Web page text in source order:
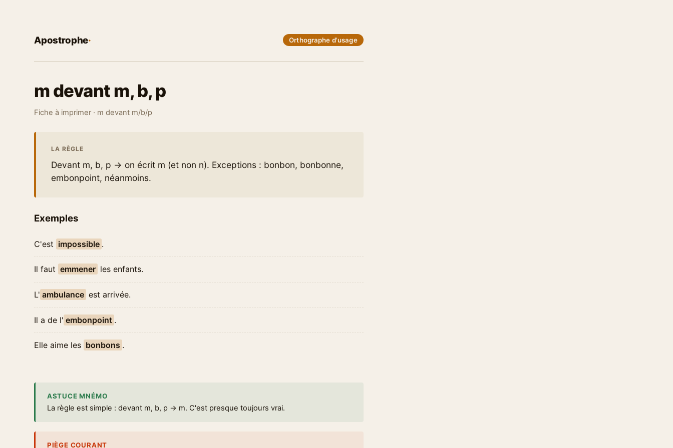
Apostrophe· Orthographe d'usage
m devant m, b, p
Fiche à imprimer · m devant m/b/p
LA RÈGLE
Devant m, b, p → on écrit m (et non n). Exceptions : bonbon, bonbonne,
embonpoint, néanmoins.
Exemples
C'est impossible .
Il faut emmener les enfants.
L' ambulance est arrivée.
Il a de l' embonpoint .
Elle aime les bonbons .
ASTUCE MNÉMO
La règle est simple : devant m, b, p → m. C'est presque toujours vrai.
PIÈGE COURANT